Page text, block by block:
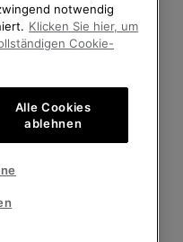
Uhr
SOREL.
SIE IHR
verfügbar
notwendig
Klicken Sie hier, um
Cookie-
Alle Cookies
ablehnen